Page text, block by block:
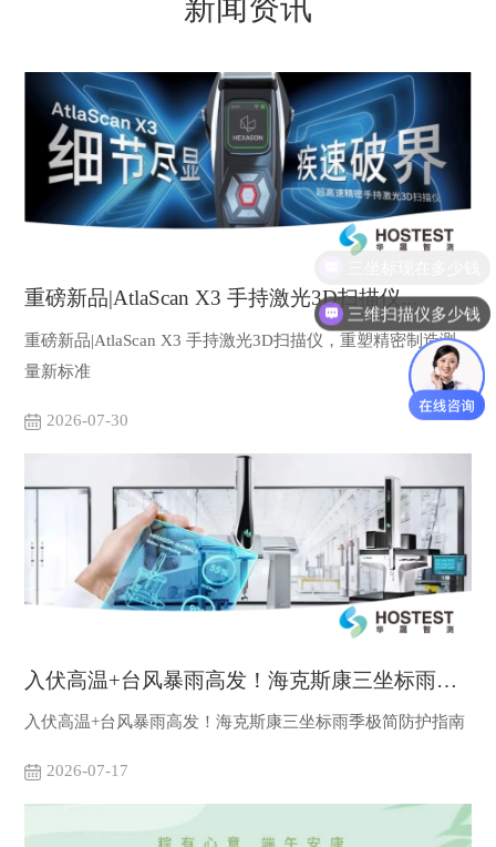
新闻资讯
重磅新品|AtlaScan X3 手持激光3D扫描仪...
重磅新品|AtlaScan X3 手持激光3D扫描仪，重塑精密制造测
量新标准
2026-07-30
入伏高温+台风暴雨高发！海克斯康三坐标雨季...
入伏高温+台风暴雨高发！海克斯康三坐标雨季极简防护指南
2026-07-17
三维扫描仪多少钱